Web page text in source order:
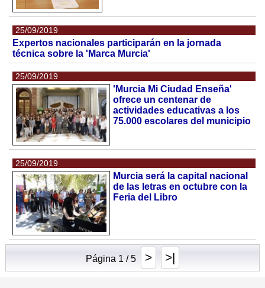
25/09/2019
Expertos nacionales participarán en la jornada
técnica sobre la 'Marca Murcia'
25/09/2019
'Murcia Mi Ciudad Enseña'
ofrece un centenar de
actividades educativas a los
75.000 escolares del municipio
25/09/2019
Murcia será la capital nacional
de las letras en octubre con la
Feria del Libro
Página 1 / 5 > >|